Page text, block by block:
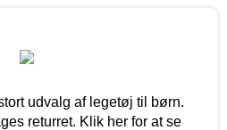
udvalg af legetøj til børn.
returret. Klik her for at se